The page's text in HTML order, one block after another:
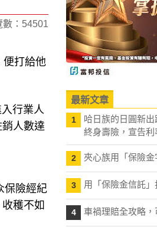
數：54501
便打給他
行業人
人數達
保險經紀
穫不如
最新文章
1
哈日族的日圓新
終身壽險，宣告利
2 夾心族用「保險
3 用「保險金信託
4 車禍理賠全攻略